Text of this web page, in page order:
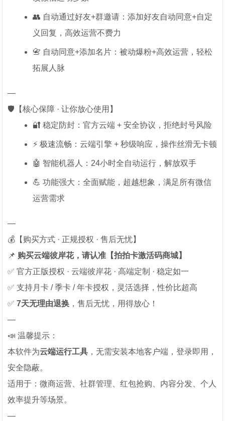
👥 自动通过好友+群邀请：添加好友自动同意+自定
义回复，高效运营不费力
📇 自动同意+添加名片：被动爆粉+高效运营，轻松
拓展人脉
—
🛡️【核心保障 · 让你放心使用】
🔐 稳定防封：官方云端 + 安全协议，拒绝封号风险
⚡ 极速流畅：云端引擎 + 秒级响应，操作丝滑无卡顿
🤖 智能机器人：24小时全自动运行，解放双手
💪 功能强大：全面赋能，超越想象，满足所有微信
运营需求
—
💰【购买方式 · 正规授权 · 售后无忧】
📌 购买云端彼岸花，请认准【拍拍卡激活码商城】
✅ 官方正版授权 · 云端彼岸花 · 高端定制 · 稳定如一
✅ 支持月卡 / 季卡 / 年卡授权，灵活选择，性价比超高
✅7天无理由退换 ，售后无忧，用得放心！
—
📣 温馨提示：
本软件为云端运行工具 ，无需安装本地客户端，登录即用，
安全隐蔽。
适用于：微商运营、社群管理、红包抢购、内容分发、个人
效率提升等场景。
—